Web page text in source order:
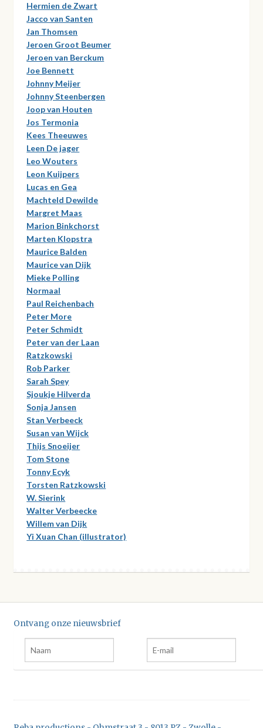
Hermien de Zwart
Jacco van Santen
Jan Thomsen
Jeroen Groot Beumer
Jeroen van Berckum
Joe Bennett
Johnny Meijer
Johnny Steenbergen
Joop van Houten
Jos Termonia
Kees Theeuwes
Leen De jager
Leo Wouters
Leon Kuijpers
Lucas en Gea
Machteld Dewilde
Margret Maas
Marion Binkchorst
Marten Klopstra
Maurice Balden
Maurice van Dijk
Mieke Polling
Normaal
Paul Reichenbach
Peter More
Peter Schmidt
Peter van der Laan
Ratzkowski
Rob Parker
Sarah Spey
Sjoukje Hilverda
Sonja Jansen
Stan Verbeeck
Susan van Wijck
Thijs Snoeijer
Tom Stone
Tonny Ecyk
Torsten Ratzkowski
W. Sierink
Walter Verbeecke
Willem van Dijk
Yi Xuan Chan (illustrator)
Ontvang onze nieuwsbrief